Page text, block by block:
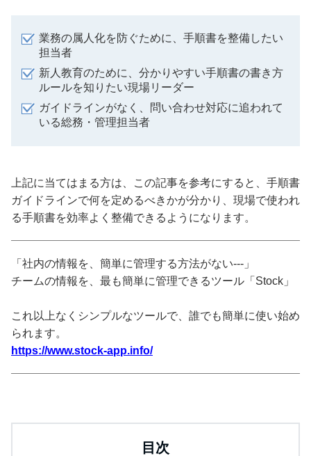
業務の属人化を防ぐために、手順書を整備したい
担当者
新人教育のために、分かりやすい手順書の書き方
ルールを知りたい現場リーダー
ガイドラインがなく、問い合わせ対応に追われて
いる総務・管理担当者
上記に当てはまる方は、この記事を参考にすると、手順書
ガイドラインで何を定めるべきかが分かり、現場で使われ
る手順書を効率よく整備できるようになります。
「社内の情報を、簡単に管理する方法がない---」
チームの情報を、最も簡単に管理できるツール「Stock」
これ以上なくシンプルなツールで、誰でも簡単に使い始め
られます。
https://www.stock-app.info/
目次